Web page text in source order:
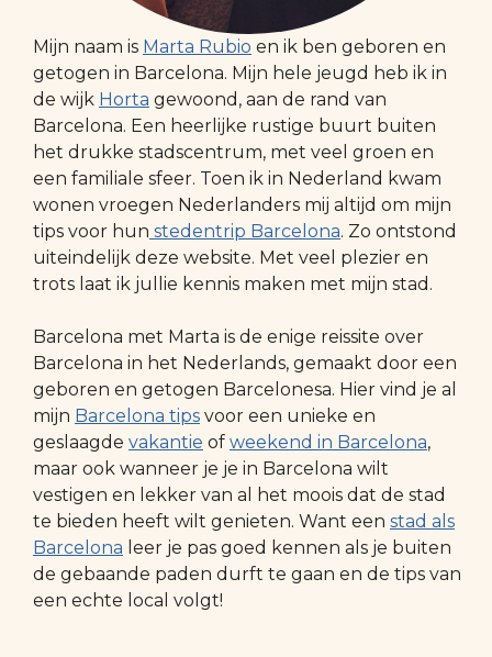
Mijn naam is Marta Rubio en ik ben geboren en
getogen in Barcelona. Mijn hele jeugd heb ik in
de wijk Horta gewoond, aan de rand van
Barcelona. Een heerlijke rustige buurt buiten
het drukke stadscentrum, met veel groen en
een familiale sfeer. Toen ik in Nederland kwam
wonen vroegen Nederlanders mij altijd om mijn
tips voor hun stedentrip Barcelona. Zo ontstond
uiteindelijk deze website. Met veel plezier en
trots laat ik jullie kennis maken met mijn stad.
Barcelona met Marta is de enige reissite over
Barcelona in het Nederlands, gemaakt door een
geboren en getogen Barcelonesa. Hier vind je al
mijn Barcelona tips voor een unieke en
geslaagde vakantie of weekend in Barcelona,
maar ook wanneer je je in Barcelona wilt
vestigen en lekker van al het moois dat de stad
te bieden heeft wilt genieten. Want een stad als
Barcelona leer je pas goed kennen als je buiten
de gebaande paden durft te gaan en de tips van
een echte local volgt!